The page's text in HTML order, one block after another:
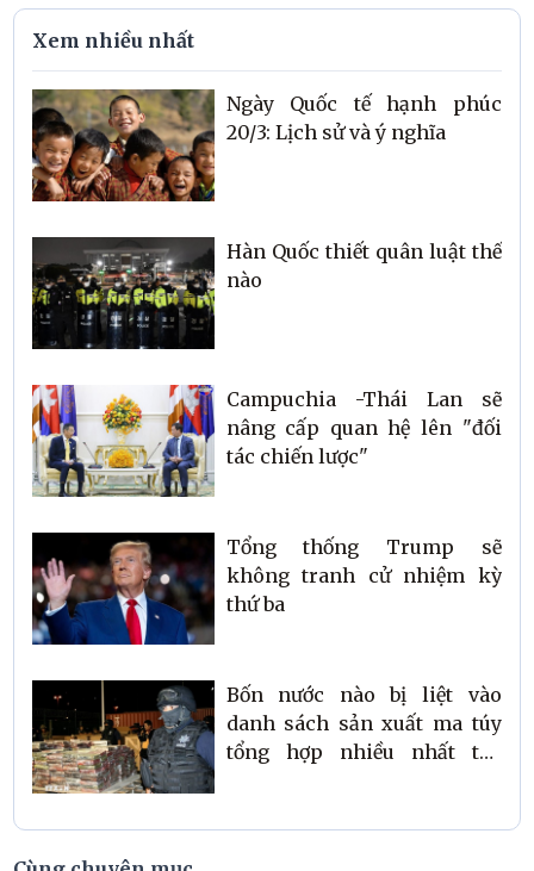
Xem nhiều nhất
Ngày Quốc tế hạnh phúc
20/3: Lịch sử và ý nghĩa
Hàn Quốc thiết quân luật thế
nào
Campuchia -Thái Lan sẽ
nâng cấp quan hệ lên "đối
tác chiến lược"
Tổng thống Trump sẽ
không tranh cử nhiệm kỳ
thứ ba
Bốn nước nào bị liệt vào
danh sách sản xuất ma túy
tổng hợp nhiều nhất thế